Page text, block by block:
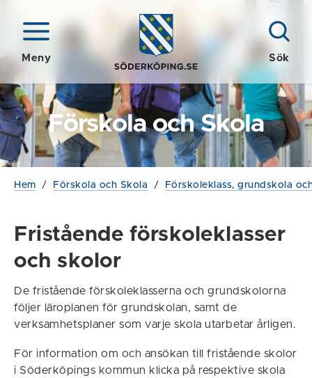
Meny Sök
Förskola och Skola
Hem / Förskola och Skola / Förskoleklass, grundskola
Fristående förskoleklasser
och skolor
De fristående förskoleklasserna och grundskolorna
följer läroplanen för grundskolan, samt de
verksamhetsplaner som varje skola utarbetar årligen.
För information om och ansökan till fristående skolor
i Söderköpings kommun klicka på respektive skola